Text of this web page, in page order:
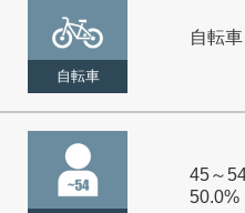
自転車
自転
45～
50.0%